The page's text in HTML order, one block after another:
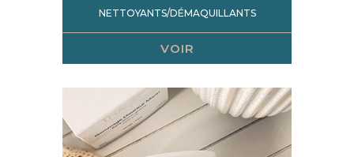
NETTOYANTS/DÉMAQUILLANTS
VOIR